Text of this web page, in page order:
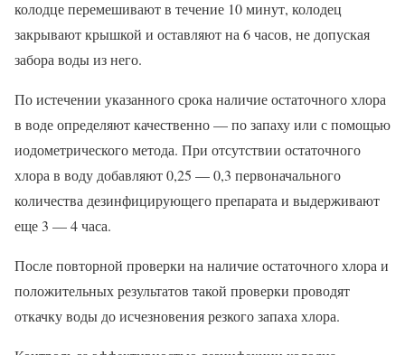
колодце перемешивают в течение 10 минут, колодец
закрывают крышкой и оставляют на 6 часов, не допуская
забора воды из него.
По истечении указанного срока наличие остаточного хлора
в воде определяют качественно — по запаху или с помощью
иодометрического метода. При отсутствии остаточного
хлора в воду добавляют 0,25 — 0,3 первоначального
количества дезинфицирующего препарата и выдерживают
еще 3 — 4 часа.
После повторной проверки на наличие остаточного хлора и
положительных результатов такой проверки проводят
откачку воды до исчезновения резкого запаха хлора.